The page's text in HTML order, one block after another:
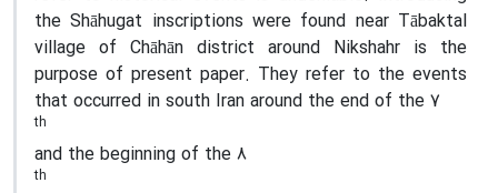
the Shāhugat inscriptions were found near Tābaktal
village of Chāhān district around Nikshahr is the
purpose of present paper. They refer to the events
that occurred in south Iran around the end of the 7
th
and the beginning of the 8
th